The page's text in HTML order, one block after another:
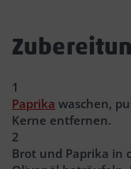
1
Paprika waschen,
Kerne entfernen.
2
Brot und Paprika in